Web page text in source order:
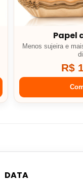
Papel
Menos sujeira e
R$
DATA